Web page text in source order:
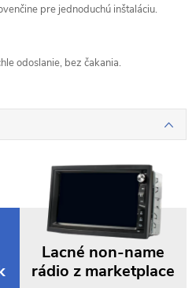
pre jednoduchú inštaláciu.
odoslanie, bez čakania.
Lacné non-name
rádio z marketplace